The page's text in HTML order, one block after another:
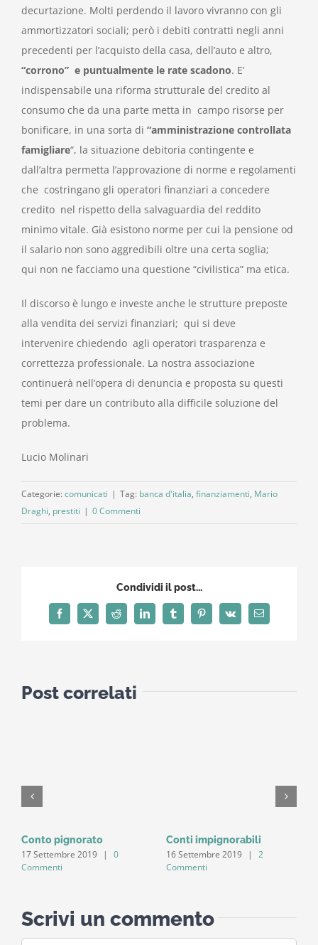
decurtazione. Molti perdendo il lavoro vivranno con gli
ammortizzatori sociali; però i debiti contratti negli anni
precedenti per l’acquisto della casa, dell’auto e altro,
“corrono” e puntualmente le rate scadono. E’
indispensabile una riforma strutturale del credito al
consumo che da una parte metta in campo risorse per
bonificare, in una sorta di “amministrazione controllata
famigliare“, la situazione debitoria contingente e
dall’altra permetta l’approvazione di norme e regolamenti
che costringano gli operatori finanziari a concedere
credito nel rispetto della salvaguardia del reddito
minimo vitale. Già esistono norme per cui la pensione od
il salario non sono aggredibili oltre una certa soglia;
qui non ne facciamo una questione “civilistica” ma etica.
Il discorso è lungo e investe anche le strutture preposte
alla vendita dei servizi finanziari; qui si deve
intervenire chiedendo agli operatori trasparenza e
correttezza professionale. La nostra associazione
continuerà nell’opera di denuncia e proposta su questi
temi per dare un contributo alla difficile soluzione del
problema.
Lucio Molinari
Categorie: comunicati | Tag: banca d'italia, finanziamenti, Mario
Draghi, prestiti | 0 Commenti
Condividi il post...
Facebook
X Reddit LinkedInTumblrPinterest
Vk Email
Post correlati
Conto pignorato
17 Settembre 2019 |
0
Commenti
Conti impignorabili
16 Settembre 2019 |
2
Commenti
Scrivi un commento